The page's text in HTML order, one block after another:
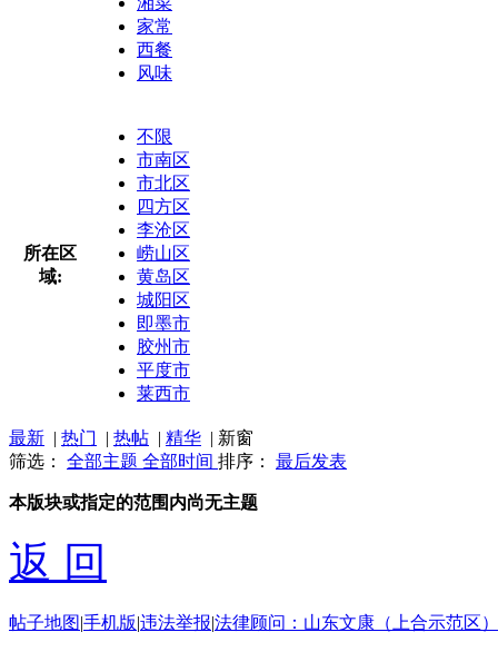
家常
西餐
风味
所在区
域:
不限
市南区
市北区
四方区
李沧区
崂山区
黄岛区
城阳区
即墨市
胶州市
平度市
莱西市
最新 | 热门 | 热帖 | 精华 | 新窗
筛选： 全部主题 全部时间 排序： 最后发表
本版块或指定的范围内尚无主题
返 回
帖子地图|手机版|违法举报|法律顾问：山东文康（上合示范区